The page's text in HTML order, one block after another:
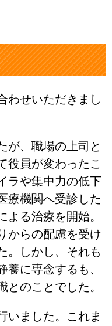
わせいただきまし
が、職場の上司と
役員が変わったこ
ラや集中力の低下
療機関へ受診した
よる治療を開始。
からの配慮を受け
。しかし、それも
に専念するも、
のことでした。
いました。これま